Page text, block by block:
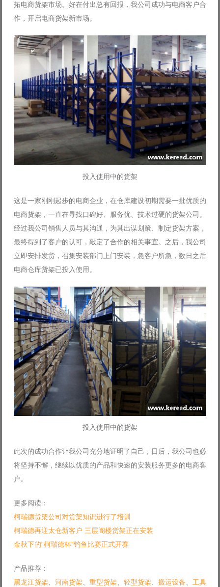
拓电商货架市场。好在付出总有回报，我公司成功与电商客户合
作，开启电商货架新市场。
投入使用中的货架
这是一家刚刚起步的电商企业，在仓库建设初期需要一批优质的
电商货架，一直在寻找口碑好、服务优、技术过硬的货架公司。
经过我公司销售人员与其沟通，为其出谋划策、制定货架方案，
最终得到了客户的认可，敲定了合作的相关事宜。之后，我公司
立即安排发货，召集安装部门上门安装，急客户所急，数日之后
电商仓库货架已投入使用。
投入使用中的货架
此次的成功合作让我公司充分地证明了自己，日后，我公司也必
将坚持不懈，继续以优质的产品和快速的安装服务更多的电商客
户。
更多阅读：
柯瑞德货架公司对货架知识进行了培训
柯瑞德再迎太仓新客户 三层阁楼货架正在安装
金秋下的“柯瑞德杯”钓鱼比赛正式开赛
产品推荐：
黑龙江货架、 河南货架、 重型货架、 轻型货架、 搬运设备、 工具